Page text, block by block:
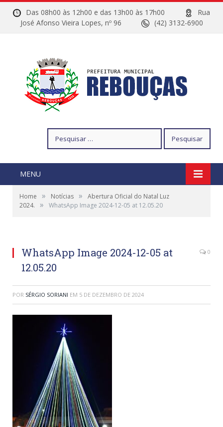
Das 08h00 às 12h00 e das 13h00 às 17h00
Rua
José Afonso Vieira Lopes, nº 96
(42) 3132-6900
por:
MENU
Home » Notícias »
Abertura Oficial do Natal Luz
2024.
» WhatsApp Image 2024-12-05 at 12.05.20
WhatsApp Image 2024-12-05 at
12.05.20
0
POR SÉRGIO SORIANI EM 5 DE DEZEMBRO DE 2024